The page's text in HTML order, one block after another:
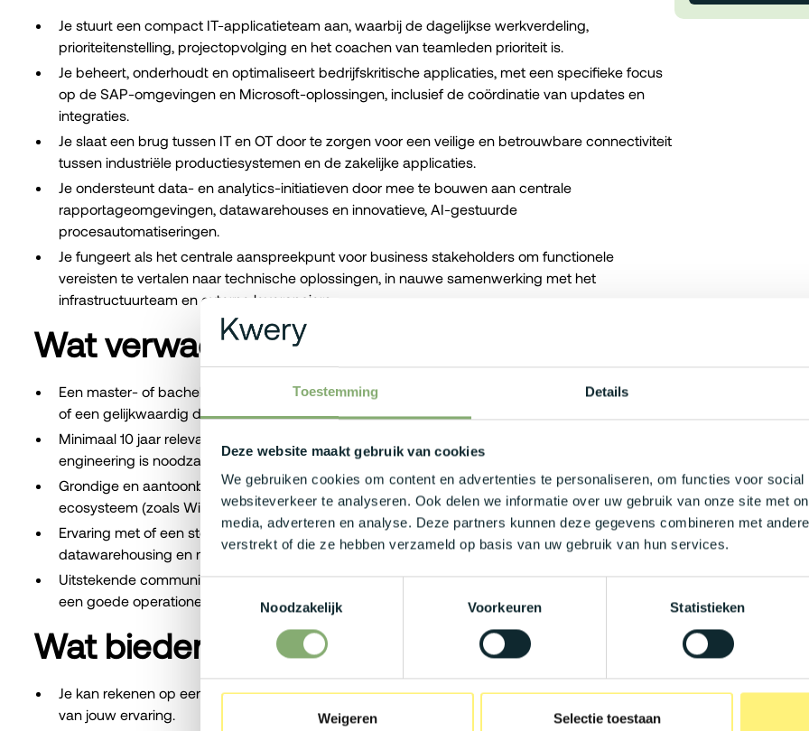
Toestemming Details
Deze website maakt gebruik van cookies
We gebruiken cookies om content en advertenties te personaliseren, om functies voor
websiteverkeer te analyseren. Ook delen we informatie over uw gebruik van onze site met
media, adverteren en analyse. Deze partners kunnen deze gegevens combineren met
verstrekt of die ze hebben verzameld op basis van uw gebruik van hun services.
Toestemmingsselectie
Noodzakelijk
Voorkeuren Statistieken
Weigeren Selectie toestaan
Je stuurt een compact IT-applicatieteam aan, waarbij de dagelijkse werkverdeling,
prioriteitenstelling, projectopvolging en het coachen van teamleden prioriteit is.
Je beheert, onderhoudt en optimaliseert bedrijfskritische applicaties, met een specifieke focus
op de SAP-omgevingen en Microsoft-oplossingen, inclusief de coördinatie van updates en
integraties.
Je slaat een brug tussen IT en OT door te zorgen voor een veilige en betrouwbare connectiviteit
tussen industriële productiesystemen en de zakelijke applicaties.
Je ondersteunt data- en analytics-initiatieven door mee te bouwen aan centrale
rapportageomgevingen, datawarehouses en innovatieve, AI-gestuurde
procesautomatiseringen.
Je fungeert als het centrale aanspreekpunt voor business stakeholders om functionele
vereisten te vertalen naar technische oplossingen, in nauwe samenwerking met het
infrastructuurteam en externe leveranciers.
Wat verwachten wij van jou?
Een master- of bacheloropleiding in de informatica, computerwetenschappen of engineering,
of een gelijkwaardig door ervaring is vereist.
Minimaal 10 jaar relevante werkervaring in applicatiebeheer, ERP-support of systems
engineering is noodzakelijk, idealiter binnen een middelgrote of internationale context.
Grondige en aantoonbare kennis van SAP-omgevingen (ECC of S/4HANA) en het Microsoft-
ecosysteem (zoals Windows Server, Azure en SQL Server) is essentieel.
Ervaring met of een sterke affiniteit voor de integratie van industriële systemen (OT/IT),
datawarehousing en moderne AI- en automatiseringsoplossingen is een grote troef.
Uitstekende communicatieve vaardigheden in het Nederlands en Engels, gecombineerd met
een goede operationele kennis van het Frans, zijn noodzakelijk om effectief te schakelen.
Wat bieden wij jou?
Je kan rekenen op een aantrekkelijk bruto salaris tussen de €4.500- €6.500 / maand op basis
van jouw ervaring.